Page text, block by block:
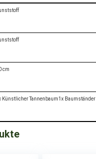
cm
Künstlicher Tannenbaum1x Baumständer